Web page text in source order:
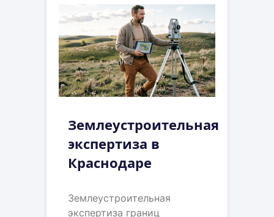
Землеустроительная
экспертиза в
Краснодаре
Землеустроительная
экспертиза границ